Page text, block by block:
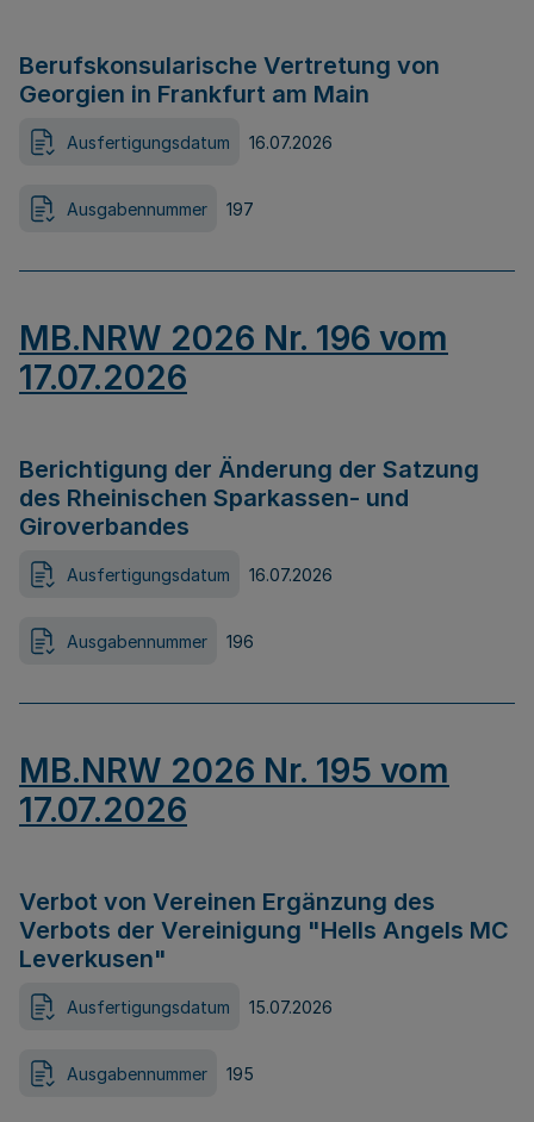
Berufskonsularische Vertretung von
Georgien in Frankfurt am Main
Ausfertigungsdatum 16.07.2026
Ausgabennummer 197
MB.NRW 2026 Nr. 196 vom
17.07.2026
Berichtigung der Änderung der Satzung
des Rheinischen Sparkassen- und
Giroverbandes
Ausfertigungsdatum 16.07.2026
Ausgabennummer 196
MB.NRW 2026 Nr. 195 vom
17.07.2026
Verbot von Vereinen Ergänzung des
Verbots der Vereinigung "Hells Angels MC
Leverkusen"
Ausfertigungsdatum 15.07.2026
Ausgabennummer 195